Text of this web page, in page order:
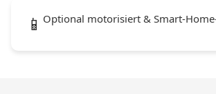
📱 Optional motorisiert & Smart-